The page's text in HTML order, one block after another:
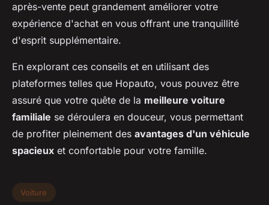
après-vente peut grandement améliorer votre
expérience d'achat en vous offrant une tranquillité
d'esprit supplémentaire.
En explorant ces conseils et en utilisant des
plateformes telles que Hopauto, vous pouvez être
assuré que votre quête de la meilleure voiture
familiale se déroulera en douceur, vous permettant
de profiter pleinement des avantages d'un véhicule
spacieux et confortable pour votre famille.
Voiture